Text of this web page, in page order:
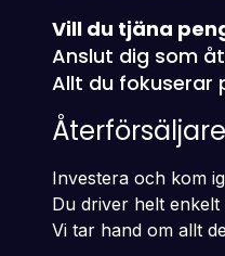
Vill du tjäna
Anslut dig som
Allt du fokuserar
Investera och kom
Du driver helt
Vi tar hand om allt